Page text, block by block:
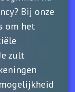
Bij onze
om het
zult